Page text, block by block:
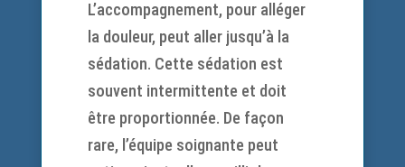
L’accompagnement, pour alléger
la douleur, peut aller jusqu’à la
sédation. Cette sédation est
souvent intermittente et doit
être proportionnée. De façon
rare, l’équipe soignante peut